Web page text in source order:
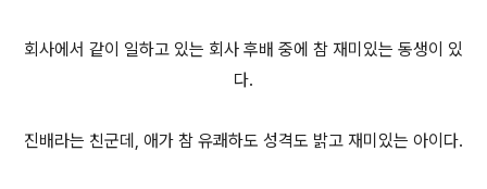
회사에서 같이 일하고 있는 회사 후배 중에 참 재미있는 동생이 있
다.
진배라는 친군데, 애가 참 유쾌하도 성격도 밝고 재미있는 아이다.